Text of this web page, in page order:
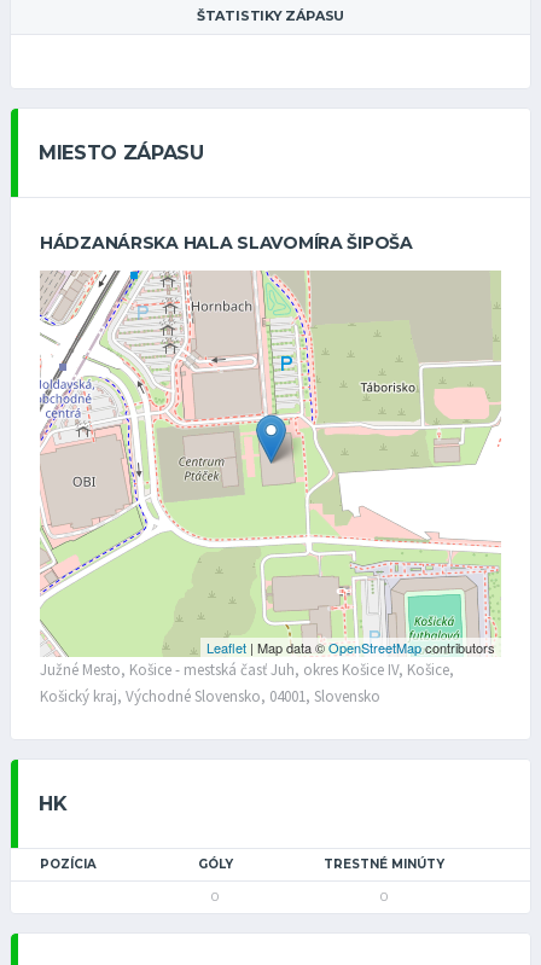
ŠTATISTIKY ZÁPASU
MIESTO ZÁPASU
HÁDZANÁRSKA HALA SLAVOMÍRA ŠIPOŠA
Leaflet | Map data ©OpenStreetMapcontributors
Južné Mesto, Košice - mestská časť Juh, okres Košice IV, Košice,
Košický kraj, Východné Slovensko, 04001, Slovensko
HK
POZÍCIA GÓLY TRESTNÉ MINÚTY
0 0